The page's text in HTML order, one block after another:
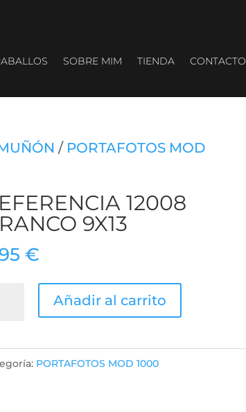
SOBRE MIM TIENDA CONTACTO
/ PORTAFOTOS MOD
12008
9X13
€
Añadir al carrito
PORTAFOTOS MOD 1000